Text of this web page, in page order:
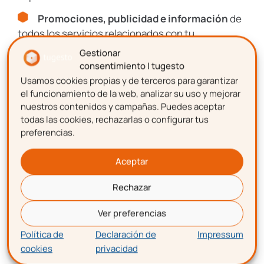
Gestionar
consentimiento | tugesto
Usamos cookies propias y de terceros para garantizar
el funcionamiento de la web, analizar su uso y mejorar
nuestros contenidos y campañas. Puedes aceptar
todas las cookies, rechazarlas o configurar tus
preferencias.
Aceptar
Rechazar
Ver preferencias
Política de
cookies
Declaración de
privacidad
Impressum
Únete al Club de más de
8.000 gestioners
Suscríbete y forma parte delCLUB DE
EMPRENDEDORES
Artículos, guías, recursos y consejosde
expertos.
Promociones, publicidad e informaciónde
todos los servicios relacionados con tu
Promociones, publicidad e informaciónde
todos los servicios relacionados con tu
emprendimiento.
Nombre
Apellidos
Correo electrónico
Aceptación de términos y condiciones